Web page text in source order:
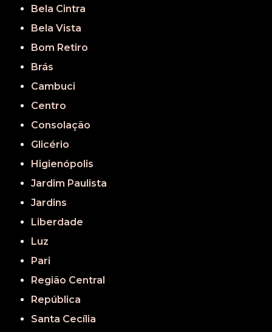
Bela Cintra
Bela Vista
Bom Retiro
Brás
Cambuci
Centro
Consolação
Glicério
Higienópolis
Jardim Paulista
Jardins
Liberdade
Luz
Pari
Região Central
República
Santa Cecília